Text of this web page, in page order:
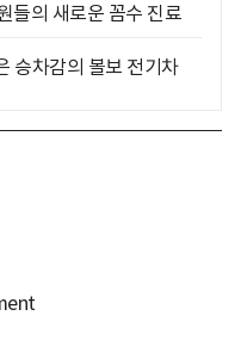
들의 새로운 꼼수 진료
승차감의 볼보 전기차